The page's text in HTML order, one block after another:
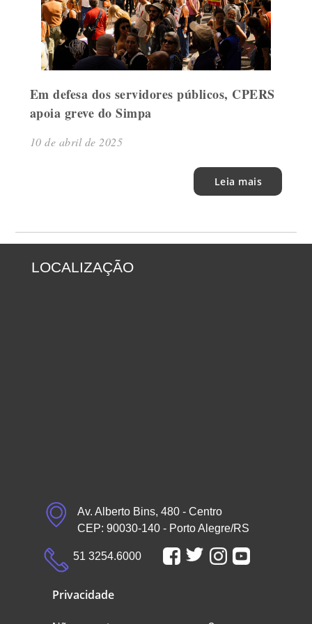
Em defesa dos servidores públicos, CPERS
apoia greve do Simpa
10 de abril de 2025
Leia mais
LOCALIZAÇÃO
Av. Alberto Bins, 480 - Centro
CEP: 90030-140 - Porto Alegre/RS
51 3254.6000
Privacidade